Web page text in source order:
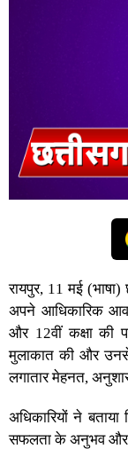
रायपुर, 11 मई
अपने आधिकारिक
और 12वीं कक्षा की
मुलाकात की और
लगातार मेहनत,
अधिकारियों ने
सफलता के अनुभव और